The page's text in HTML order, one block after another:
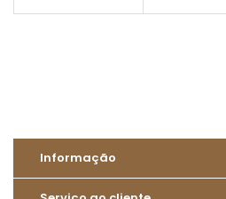
Informação